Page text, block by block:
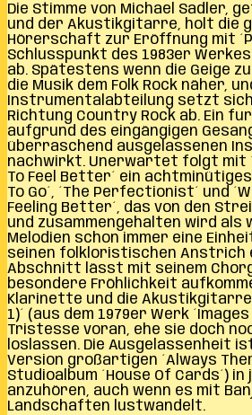
Die Stimme von Michael Sadler,
und der Akustikgitarre, holt die
Hörerschaft zur Eröffnung mit
Schlusspunkt des 1983er Werkes
ab. Spätestens wenn die Geige
die Musik dem Folk Rock näher,
Instrumentalabteilung setzt
Richtung Country Rock ab. Ein
aufgrund des eingängigen
überraschend ausgelassenen
nachwirkt. Unerwartet folgt mit
To Feel Better´ ein achtminütiges
To Go´, ´The Perfectionist´ und
Feeling Better´, das von den
und zusammengehalten wird als
Melodien schon immer eine
seinen folkloristischen Anstrich
Abschnitt lässt mit seinem
besondere Fröhlichkeit
Klarinette und die Akustikgitarre
1)´ (aus dem 1979er Werk
Tristesse voran, ehe sie doch
loslassen. Die Ausgelassenheit
Version großartigen ´Always
Studioalbum ´House Of Cards´)
anzuhören, auch wenn es mit
Landschaften lustwandelt.